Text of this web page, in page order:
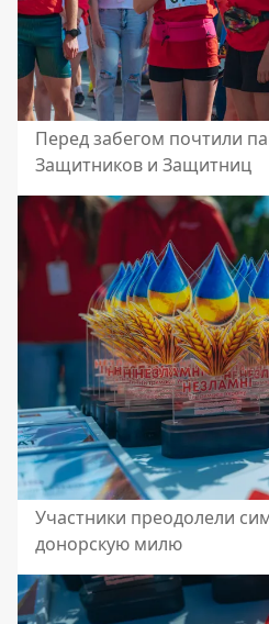
Перед забегом почтили
Защитников и Защитниц
Участники преодолели
донорскую милю